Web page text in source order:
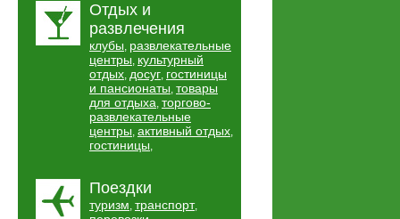
Отдых и
развлечения
клубы, развлекательные
центры, культурный
отдых, досуг, гостиницы
и пансионаты, товары
для отдыха, торгово-
развлекательные
центры, активный отдых,
гостиницы,
Поездки
туризм, транспорт,